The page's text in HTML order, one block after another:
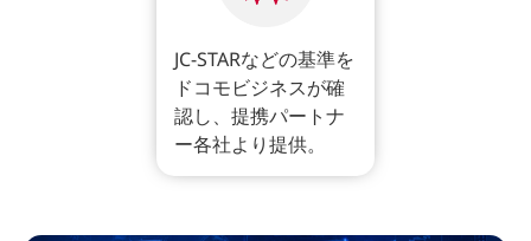
JC-STARなどの基準を
ドコモビジネスが確
認し、提携パートナ
ー各社より提供。